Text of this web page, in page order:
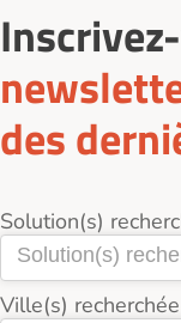
des
Solution(s)
Ville(s)